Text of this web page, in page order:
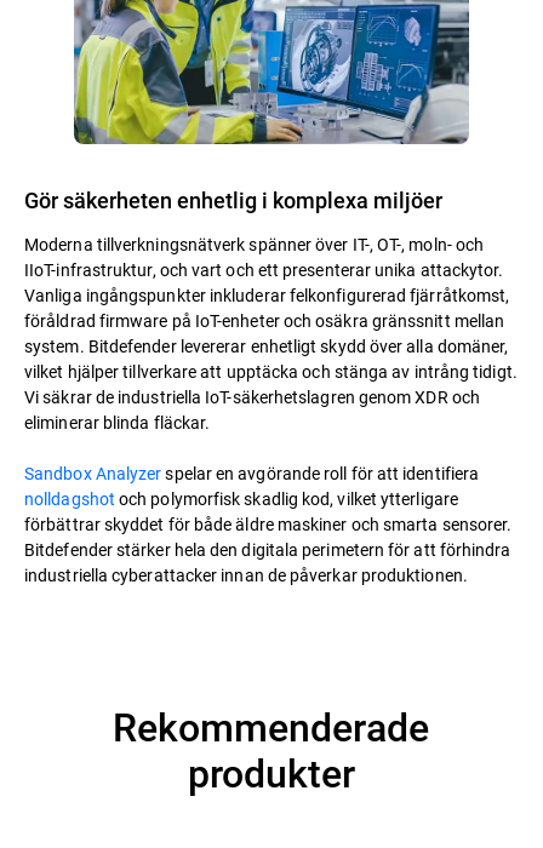
Gör säkerheten enhetlig i komplexa miljöer
Moderna tillverkningsnätverk spänner över IT-, OT-, moln- och
IIoT-infrastruktur, och vart och ett presenterar unika attackytor.
Vanliga ingångspunkter inkluderar felkonfigurerad fjärråtkomst,
föråldrad firmware på IoT-enheter och osäkra gränssnitt mellan
system. Bitdefender levererar enhetligt skydd över alla domäner,
vilket hjälper tillverkare att upptäcka och stänga av intrång tidigt.
Vi säkrar de industriella IoT-säkerhetslagren genom XDR och
eliminerar blinda fläckar.
Sandbox Analyzerspelar en avgörande roll för att identifiera
nolldagshot och polymorfisk skadlig kod, vilket ytterligare
förbättrar skyddet för både äldre maskiner och smarta sensorer.
Bitdefender stärker hela den digitala perimetern för att förhindra
industriella cyberattacker innan de påverkar produktionen.
Rekommenderade
produkter